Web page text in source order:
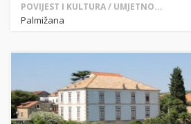
POVIJEST I KULTURA / UMJETNO...
Palmižana